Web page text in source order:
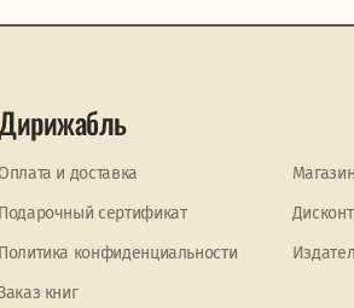
и доставка
Подарочный сертификат
Политика конфиденциальности
книг